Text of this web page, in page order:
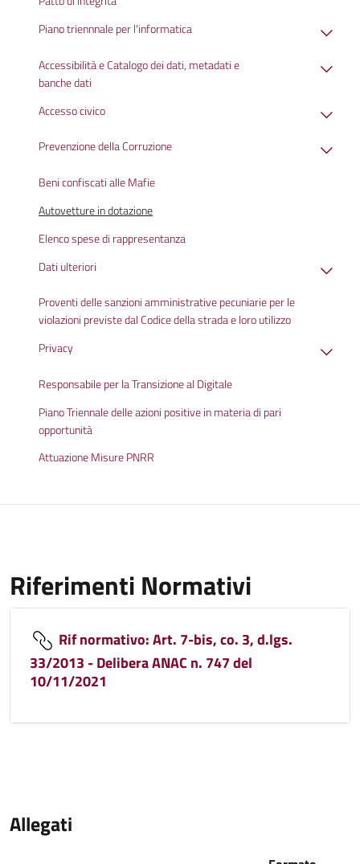
Piano triennnale per l'informatica
Accessibilità e Catalogo dei dati, metadati e
banche dati
Accesso civico
Prevenzione della Corruzione
Beni confiscati alle Mafie
Autovetture in dotazione
Elenco spese di rappresentanza
Dati ulteriori
Proventi delle sanzioni amministrative pecuniarie per le
violazioni previste dal Codice della strada e loro utilizzo
Privacy
Responsabile per la Transizione al Digitale
Piano Triennale delle azioni positive in materia di pari
opportunità
Attuazione Misure PNRR
Riferimenti Normativi
Rif normativo: Art. 7-bis, co. 3, d.lgs.
33/2013 - Delibera ANAC n. 747 del
10/11/2021
Allegati